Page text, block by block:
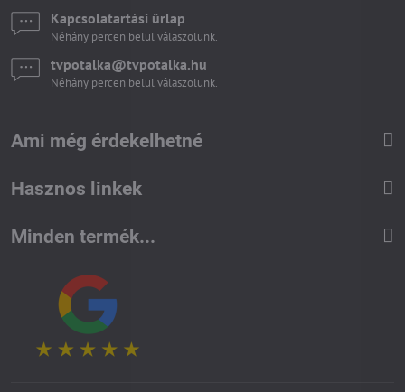
Kapcsolatartási űrlap
Néhány percen belül válaszolunk.
tvpotalka​@tvpotalka​.hu
Néhány percen belül válaszolunk.
Ami még érdekelhetné
Hasznos linkek
Minden termék...